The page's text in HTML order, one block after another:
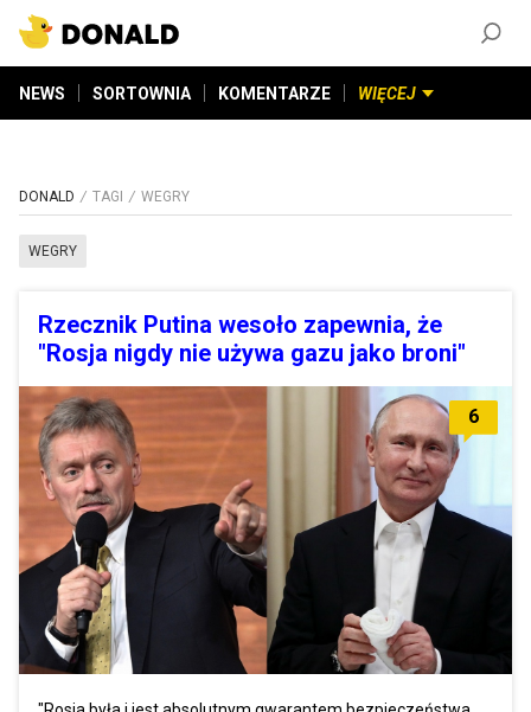
NEWS SORTOWNIA KOMENTARZE WIĘCEJ
DONALD TAGI WEGRY
WEGRY
Rzecznik Putina wesoło zapewnia, że
"Rosja nigdy nie używa gazu jako broni"
6